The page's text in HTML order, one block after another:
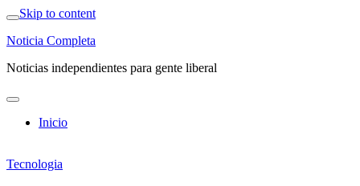
Skip to content
Noticia Completa
Noticias independientes para gente liberal
Inicio
Tecnologia